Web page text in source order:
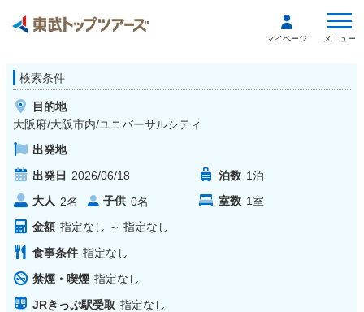
マイページ メニュー
検索条件
目的地
大阪府/大阪市内/ユニバーサルシティ
出発地
出発日 2026/06/18 泊数 1泊
大人 2名 子供 0名 室数 1室
金額 指定なし ～ 指定なし
食事条件 指定なし
禁煙・喫煙 指定なし
JRきっぷ駅受取 指定なし